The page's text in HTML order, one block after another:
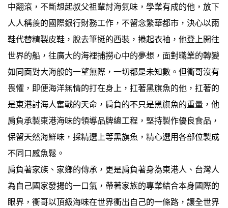
中翻滾，不斷想起叔父祖輩討海氣味，學業有成的他，放下
人人稱羨的國際銀行財務工作，不留念繁華都市，決心以雨
鞋代替精製皮鞋，脫去筆挺的西裝，捲起衣袖，他登上開往
世界的船，往廣大的海裡捕撈心中的夢想，面對職業的轉變
如同面對大海般的一望無際，一切都是未知數。但衝哥沒有
畏懼，即便海洋無情的打在身上，扛著黑旗魚的他，扛著的
是東港討海人奮戰的天命，肩負的不只是黑旗魚的重量，他
肩負承製東港海味的領導品牌總工程，堅持製作優良食品，
保留天然海鮮味，採精選上等黑旗魚，精心選用各部位製成
不同口感魚鬆。
肩負著家族、家鄉的傳承，更是肩負著身為東港人、台灣人
為自己國家發揚的一口氣，帶著家族的專業結合本身國際的
眼界，衝哥以頂級海味在世界衝出自己的一條路，讓全世界